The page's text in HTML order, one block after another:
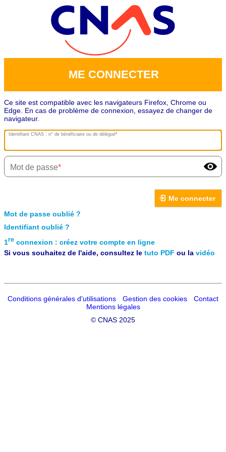
ME CONNECTER
Ce site est compatible avec les navigateurs Firefox, Chrome ou
Edge. En cas de problème de connexion, essayez de changer de
navigateur.
Identifiant CNAS : n° de bénéficiaire ou de délégué
Mot de passe
Me connecter
Mot de passe oublié ?
Identifiant oublié ?
1re connexion : créez votre compte en ligne
Si vous souhaitez de l'aide, consultez le tuto PDF ou la vidéo
Conditions générales d'utilisations Gestion des cookies
Contact
Mentions légales
© CNAS 2025